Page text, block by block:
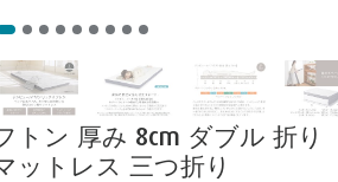
トン 厚み 8cm ダブル 折り
ットレス 三つ折り